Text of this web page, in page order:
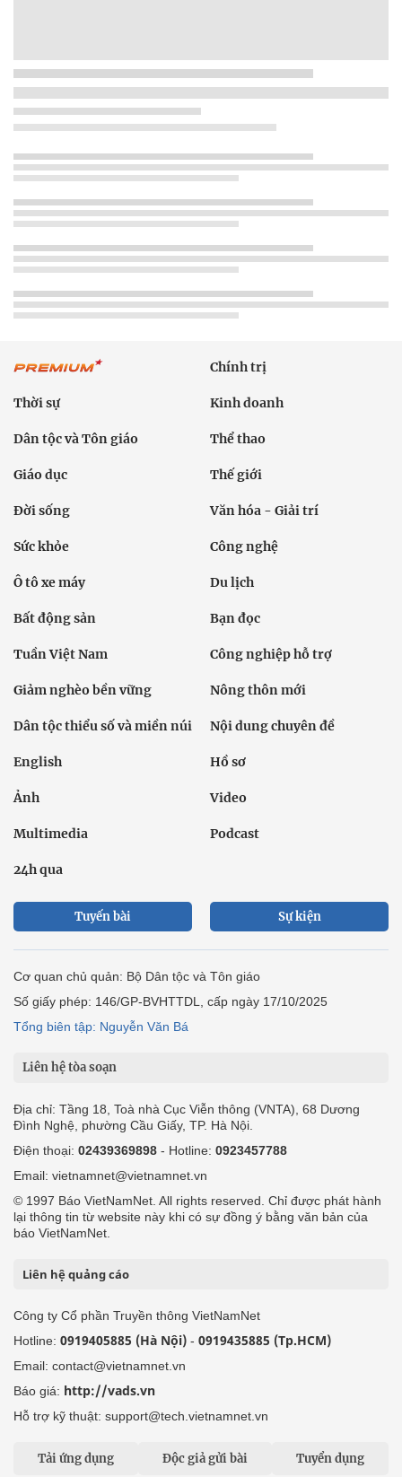
Chính trị
Thời sự Kinh doanh
Dân tộc và Tôn giáo Thể thao
Giáo dục Thế giới
Đời sống Văn hóa - Giải trí
Sức khỏe Công nghệ
Ô tô xe máy Du lịch
Bất động sản Bạn đọc
Tuần Việt Nam Công nghiệp hỗ trợ
Giảm nghèo bền vững Nông thôn mới
Dân tộc thiểu số và miền núi Nội dung chuyên đề
English Hồ sơ
Ảnh Video
Multimedia Podcast
24h qua
Tuyến bài Sự kiện
Cơ quan chủ quản: Bộ Dân tộc và Tôn giáo
Số giấy phép: 146/GP-BVHTTDL, cấp ngày 17/10/2025
Tổng biên tập: Nguyễn Văn Bá
Liên hệ tòa soạn
Địa chỉ: Tầng 18, Toà nhà Cục Viễn thông (VNTA), 68 Dương
Đình Nghệ, phường Cầu Giấy, TP. Hà Nội.
Điện thoại: 02439369898 - Hotline: 0923457788
Email: vietnamnet@vietnamnet.vn
© 1997 Báo VietNamNet. All rights reserved. Chỉ được phát hành
lại thông tin từ website này khi có sự đồng ý bằng văn bản của
báo VietNamNet.
Liên hệ quảng cáo
Công ty Cổ phần Truyền thông VietNamNet
Hotline: 0919405885 (Hà Nội) - 0919435885 (Tp.HCM)
Email: contact@vietnamnet.vn
Báo giá: http://vads.vn
Hỗ trợ kỹ thuật: support@tech.vietnamnet.vn
Tải ứng dụng Độc giả gửi bài Tuyển dụng